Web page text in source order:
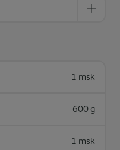
1 msk
600 g
1 msk